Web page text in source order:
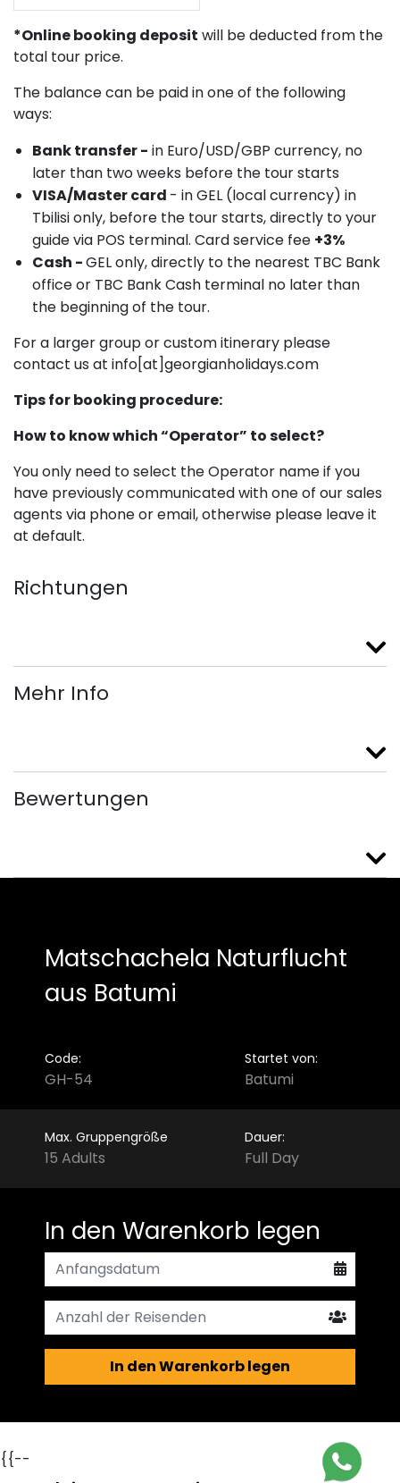
*Online booking deposit will be deducted from the
total tour price.
The balance can be paid in one of the following
ways:
Bank transfer - in Euro/USD/GBP currency, no
later than two weeks before the tour starts
VISA/Master card - in GEL (local currency) in
Tbilisi only, before the tour starts, directly to your
guide via POS terminal. Card service fee +3%
Cash -GEL only, directly to the nearest TBC Bank
office or TBC Bank Cash terminal no later than
the beginning of the tour.
For a larger group or custom itinerary please
contact us at info[at]georgianholidays.com
Tips for booking procedure:
How to know which “Operator” to select?
You only need to select the Operator name if you
have previously communicated with one of our sales
agents via phone or email, otherwise please leave it
at default.
Richtungen
Mehr Info
Bewertungen
Matschachela Naturflucht
aus Batumi
Code:
GH-54
Startet von:
Batumi
Max. Gruppengröße
15 Adults
Dauer:
Full Day
In den Warenkorb legen
In den Warenkorb legen
{{--